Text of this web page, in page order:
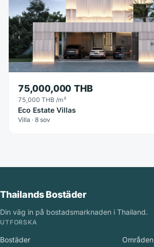
75,000,000 THB
75,000 THB /m²
Eco Estate Villas
Villa · 8 sov
Thailands Bostäder
Din väg in på bostadsmarknaden i Thailand.
UTFORSKA
Bostäder Områden